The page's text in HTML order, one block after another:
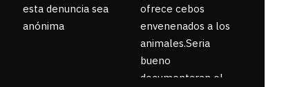
esta denuncia sea
anónima
ofrece cebos
envenenados a los
animales.Seria
bueno
documentaran el